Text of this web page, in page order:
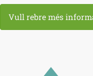
Vull rebre més